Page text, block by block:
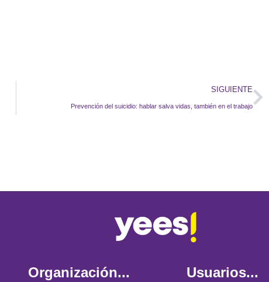
SIGUIENTE
Prevención del suicidio: hablar salva vidas, también en el trabajo
Organización... Usuarios...